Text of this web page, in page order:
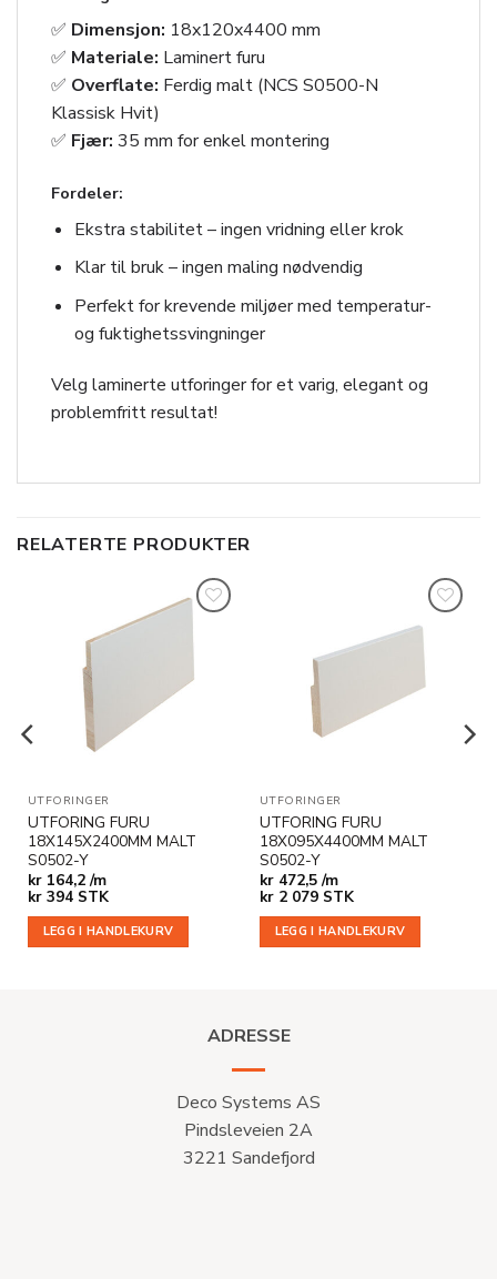
✅ Dimensjon: 18x120x4400 mm
✅ Materiale: Laminert furu
✅ Overflate: Ferdig malt (NCS S0500-N
Klassisk Hvit)
✅ Fjær: 35 mm for enkel montering
Fordeler:
Ekstra stabilitet – ingen vridning eller krok
Klar til bruk – ingen maling nødvendig
Perfekt for krevende miljøer med temperatur-
og fuktighetssvingninger
Velg laminerte utforinger for et varig, elegant og
problemfritt resultat!
RELATERTE PRODUKTER
ønskeliste
UTFORINGER
UTFORING FURU
18X145X2400MM MALT
S0502-Y
kr164,2 /m
kr394 STK
LEGG I HANDLEKURV
UTFORINGER
UTFORING FURU
18X095X4400MM MALT
S0502-Y
kr472,5 /m
kr2 079 STK
LEGG I HANDLEKURV
ADRESSE
Deco Systems AS
Pindsleveien 2A
3221 Sandefjord